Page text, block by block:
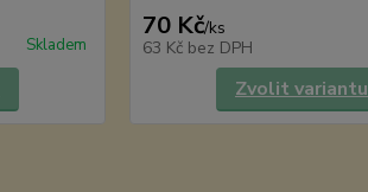
Skladem
70 Kč/ks
63 Kč bez DPH
Zvolit variantu